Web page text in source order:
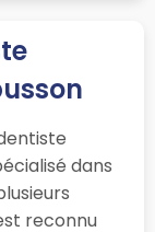
dans
reconnu